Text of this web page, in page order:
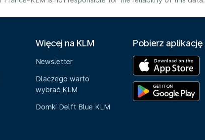
Więcej na KLM
Newsletter
Dlaczego warto
wybrać KLM
Domki Delft Blue KLM
Pobierz aplikację